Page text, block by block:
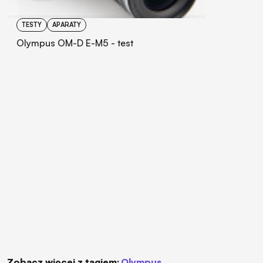
TESTY APARATY
Olympus OM-D E-M5 - test